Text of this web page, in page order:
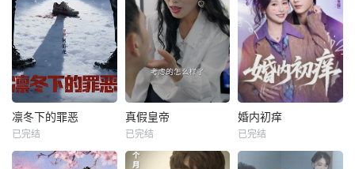
凛冬下的罪恶
已完结
真假皇帝
已完结
婚内初痒
已完结